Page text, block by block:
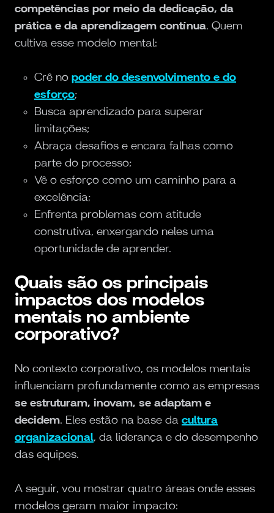
competências por meio da dedicação, da
prática e da aprendizagem contínua. Quem
cultiva esse modelo mental:
Crê no poder do desenvolvimento e do
esforço;
Busca aprendizado para superar
limitações;
Abraça desafios e encara falhas como
parte do processo;
Vê o esforço como um caminho para a
excelência;
Enfrenta problemas com atitude
construtiva, enxergando neles uma
oportunidade de aprender.
Quais são os principais
impactos dos modelos
mentais no ambiente
corporativo?
No contexto corporativo, os modelos mentais
influenciam profundamente como as empresas
se estruturam, inovam, se adaptam e
decidem. Eles estão na base da cultura
organizacional, da liderança e do desempenho
das equipes.
A seguir, vou mostrar quatro áreas onde esses
modelos geram maior impacto: